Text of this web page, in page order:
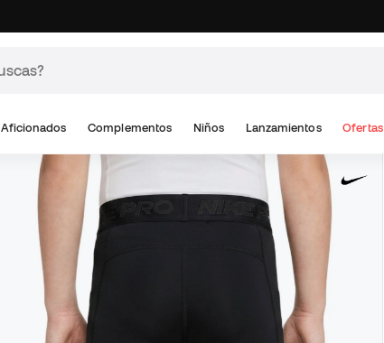
Aficionados Complementos Niños Lanzamientos Ofertas